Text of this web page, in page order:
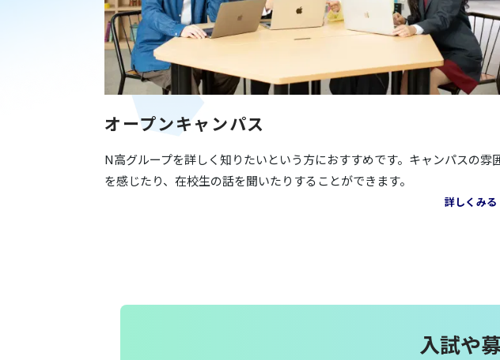
オープンキャンパス
N高グループを詳しく知りたいという方におすすめです。キャンパスの雰
を感じたり、在校生の話を聞いたりすることができます。
詳しくみる
入試や